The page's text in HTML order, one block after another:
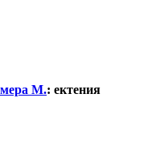
М.: ектения